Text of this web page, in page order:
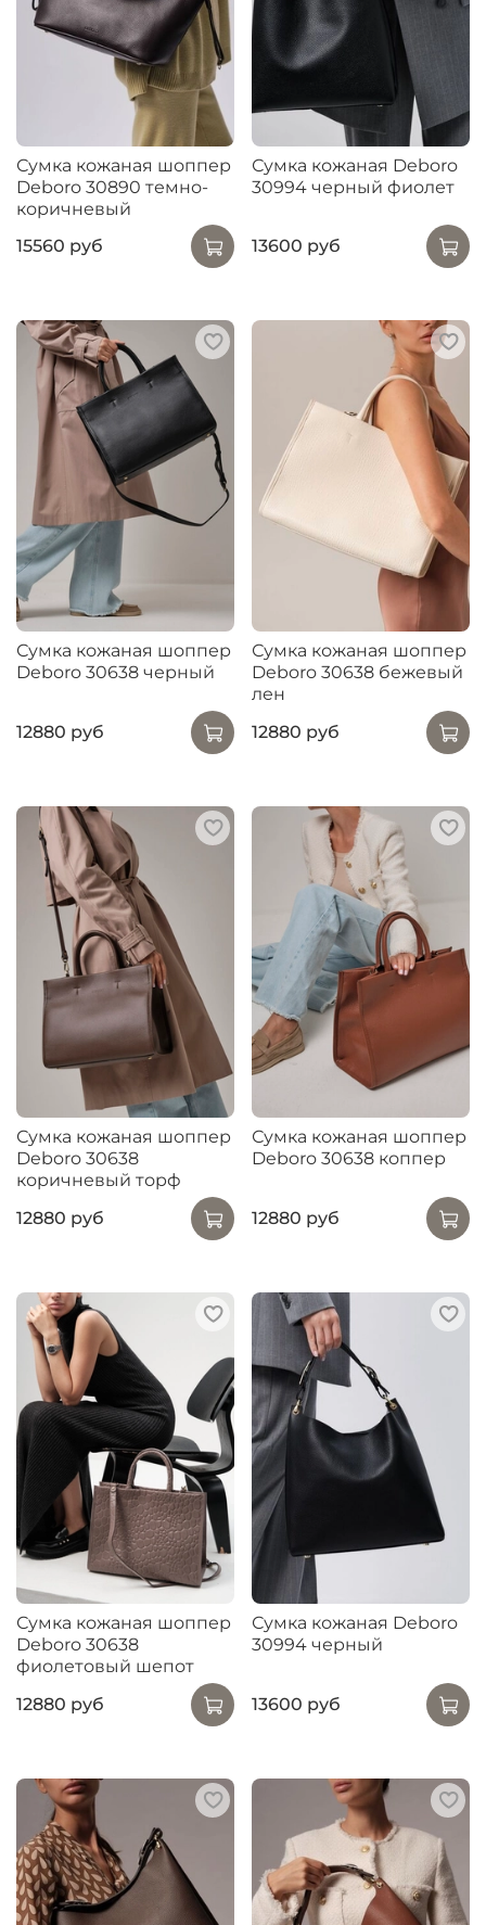
Сумка кожаная шоппер
Deboro 30890 темно-
коричневый
15560 руб
Сумка кожаная Deboro
30994 черный фиолет
13600 руб
Сумка кожаная шоппер
Deboro 30638 черный
12880 руб
Сумка кожаная шоппер
Deboro 30638 бежевый
лен
12880 руб
Сумка кожаная шоппер
Deboro 30638
коричневый торф
12880 руб
Сумка кожаная шоппер
Deboro 30638 коппер
12880 руб
Сумка кожаная шоппер
Deboro 30638
фиолетовый шепот
12880 руб
Сумка кожаная Deboro
30994 черный
13600 руб